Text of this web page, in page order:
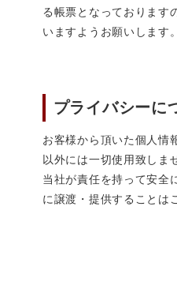
る帳票となっております
いますようお願いします。
プライバシーに
お客様から頂いた個人情
以外には一切使用致しま
当社が責任を持って安全
に譲渡・提供することは